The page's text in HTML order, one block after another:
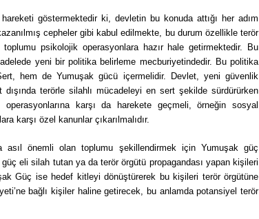
hareketi göstermektedir ki, devletin bu konuda attığı her adım
cepheler gibi kabul edilmekte, bu durum özellikle terör
toplumu psikolojik operasyonlara hazır hale getirmektedir. Bu
yeni bir politika belirleme mecburiyetindedir. Bu politika
hem de Yumuşak gücü içermelidir. Devlet, yeni güvenlik
terörle silahlı mücadeleyi en sert şekilde sürdürürken
operasyonlarına karşı da harekete geçmeli, örneğin sosyal
karşı özel kanunlar çıkarılmalıdır.
asıl önemli olan toplumu şekillendirmek için Yumuşak güç
güç eli silah tutan ya da terör örgütü propagandası yapan kişileri
Güç ise hedef kitleyi dönüştürerek bu kişileri terör örgütüne
bağlı kişiler haline getirecek, bu anlamda potansiyel terör